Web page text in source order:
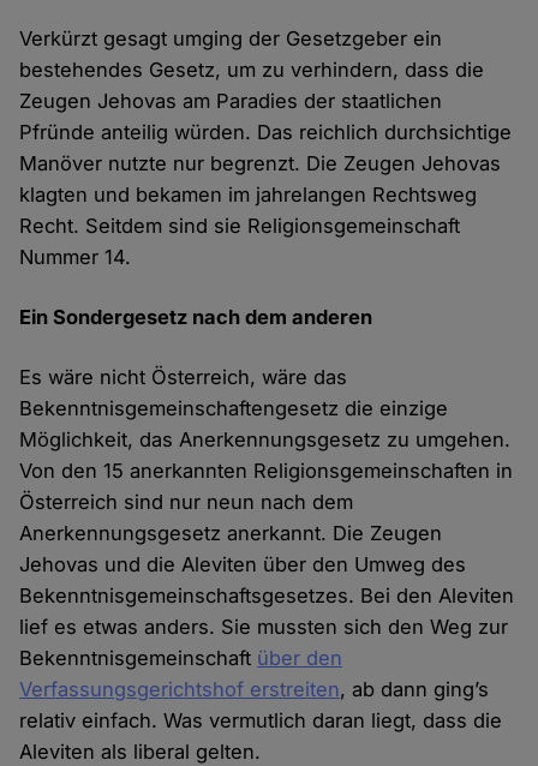
Verkürzt gesagt umging der Gesetzgeber ein
bestehendes Gesetz, um zu verhindern, dass die
Zeugen Jehovas am Paradies der staatlichen
Pfründe anteilig würden. Das reichlich durchsichtige
Manöver nutzte nur begrenzt. Die Zeugen Jehovas
klagten und bekamen im jahrelangen Rechtsweg
Recht. Seitdem sind sie Religionsgemeinschaft
Nummer 14.
Ein Sondergesetz nach dem anderen
Es wäre nicht Österreich, wäre das
Bekenntnisgemeinschaftengesetz die einzige
Möglichkeit, das Anerkennungsgesetz zu umgehen.
Von den 15 anerkannten Religionsgemeinschaften in
Österreich sind nur neun nach dem
Anerkennungsgesetz anerkannt. Die Zeugen
Jehovas und die Aleviten über den Umweg des
Bekenntnisgemeinschaftsgesetzes. Bei den Aleviten
lief es etwas anders. Sie mussten sich den Weg zur
Bekenntnisgemeinschaft über den
Verfassungsgerichtshof erstreiten, ab dann ging’s
relativ einfach. Was vermutlich daran liegt, dass die
Aleviten als liberal gelten.